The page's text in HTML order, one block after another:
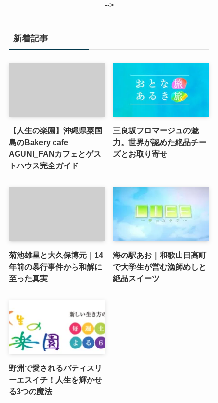
-->
新着記事
【人生の楽園】沖縄県粟国
島のBakery cafe
AGUNI_FANカフェとゲス
トハウス完全ガイド
三良坂フロマージュの魅
力。世界が認めた絶品チー
ズとお取り寄せ
菊池雄星と大久保博元｜14
年前の暴行事件から和解に
至った真実
海の駅あお｜和歌山日高町
で大学生が営む漁師めしと
絶品スイーツ
野洲で愛されるパティスリ
ーエスイチ！人生を輝かせ
る3つの魔法